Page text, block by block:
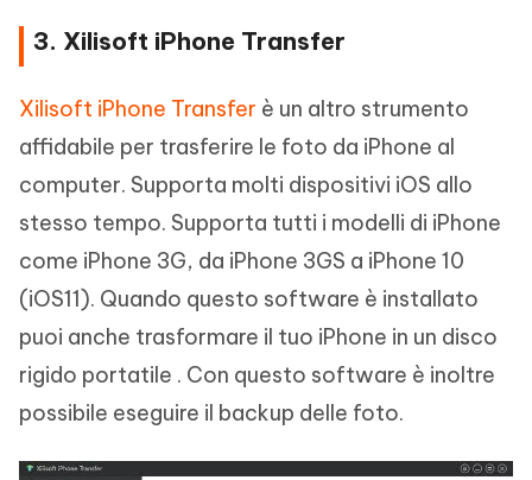
3. Xilisoft iPhone Transfer
Xilisoft iPhone Transfer è un altro strumento
affidabile per trasferire le foto da iPhone al
computer. Supporta molti dispositivi iOS allo
stesso tempo. Supporta tutti i modelli di iPhone
come iPhone 3G, da iPhone 3GS a iPhone 10
(iOS11). Quando questo software è installato
puoi anche trasformare il tuo iPhone in un disco
rigido portatile . Con questo software è inoltre
possibile eseguire il backup delle foto.